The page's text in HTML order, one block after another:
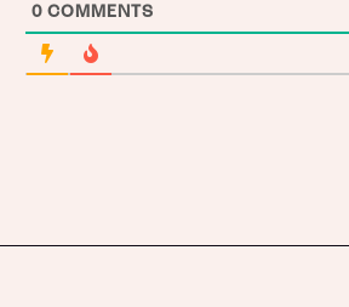
0 COMMENTS